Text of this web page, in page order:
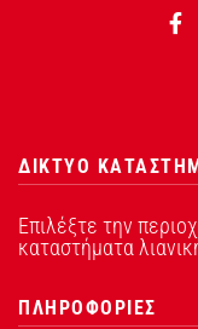
ΔΙΚΤΥΟ
Επιλέξτε την
καταστήματα
ΠΛΗΡΟΦΟΡΙΕΣ